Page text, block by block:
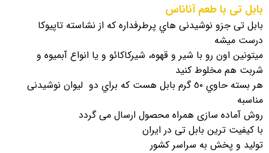
بابل تی با طعم آناناس
بابل تی جزو نوشيدنی هاي پرطرفداره كه از نشاسته تاپيوكا
درست ميشه
ميتونين اون رو با شير و قهوه، شيركاكائو و يا انواع آبمیوه و
شربت هم مخلوط کنید
هر بسته حاوي ٥٠ گرم بابل هست كه براي دو ليوان نوشيدنی
مناسبه
روش آماده سازی همراه محصول ارسال می گردد
با کیفیت ترین بابل تی در ایران
تولید و پخش به سراسر کشور